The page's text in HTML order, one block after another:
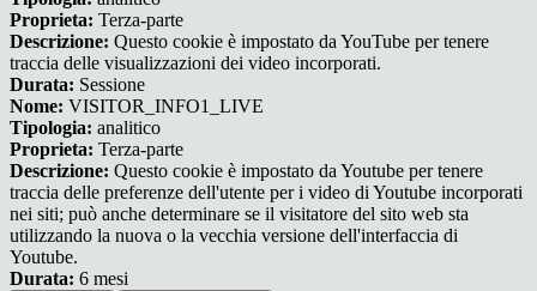
Proprieta: Terza-parte
Descrizione: Questo cookie è impostato da YouTube per tenere
traccia delle visualizzazioni dei video incorporati.
Durata: Sessione
Nome: VISITOR_INFO1_LIVE
Tipologia: analitico
Proprieta: Terza-parte
Descrizione: Questo cookie è impostato da Youtube per tenere
traccia delle preferenze dell'utente per i video di Youtube incorporati
nei siti; può anche determinare se il visitatore del sito web sta
utilizzando la nuova o la vecchia versione dell'interfaccia di
Youtube.
Durata: 6 mesi